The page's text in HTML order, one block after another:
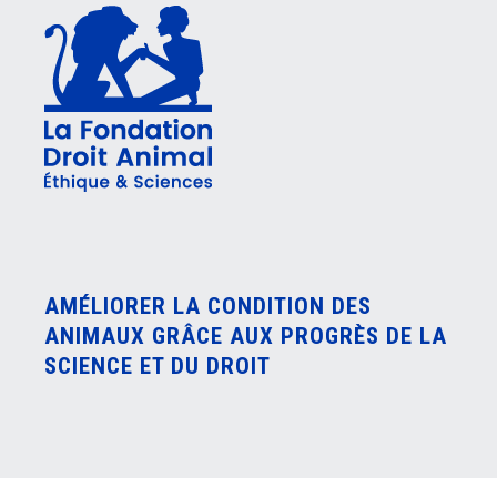
AMÉLIORER LA CONDITION DES
ANIMAUX GRÂCE AUX PROGRÈS DE LA
SCIENCE ET DU DROIT